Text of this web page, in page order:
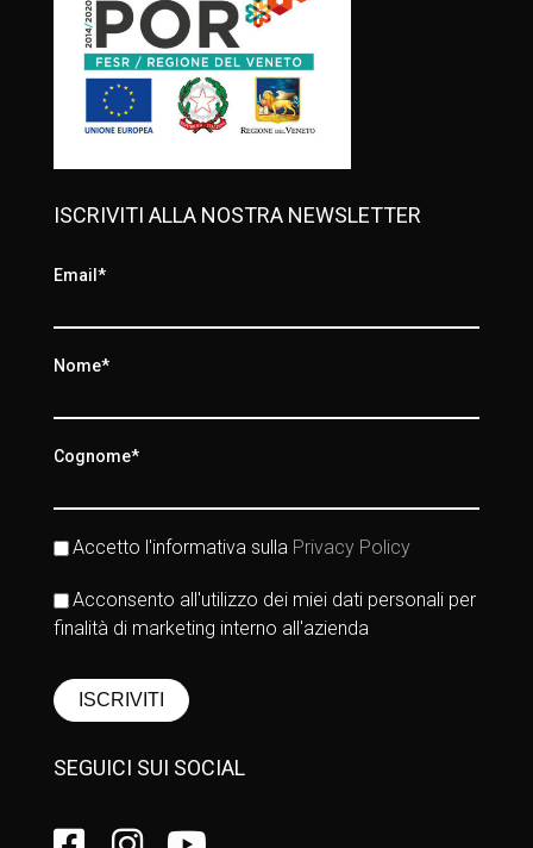
ISCRIVITI ALLA NOSTRA NEWSLETTER
Email*
Nome*
Cognome*
Accetto l'informativa sulla Privacy Policy
Acconsento all'utilizzo dei miei dati personali per
finalità di marketing interno all'azienda
SEGUICI SUI SOCIAL